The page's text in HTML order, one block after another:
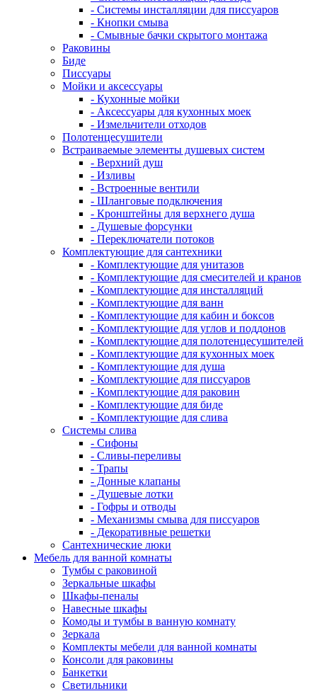
- Системы инсталляции для писсуаров
- Кнопки смыва
- Смывные бачки скрытого монтажа
Раковины
Биде
Писсуары
Мойки и аксессуары
- Кухонные мойки
- Аксессуары для кухонных моек
- Измельчители отходов
Полотенцесушители
Встраиваемые элементы душевых систем
- Верхний душ
- Изливы
- Встроенные вентили
- Шланговые подключения
- Кронштейны для верхнего душа
- Душевые форсунки
- Переключатели потоков
Комплектующие для сантехники
- Комплектующие для унитазов
- Комплектующие для смесителей и кранов
- Комплектующие для инсталляций
- Комплектующие для ванн
- Комплектующие для кабин и боксов
- Комплектующие для углов и поддонов
- Комплектующие для полотенцесушителей
- Комплектующие для кухонных моек
- Комплектующие для душа
- Комплектующие для писсуаров
- Комплектующие для раковин
- Комплектующие для биде
- Комплектующие для слива
Системы слива
- Сифоны
- Сливы-переливы
- Трапы
- Донные клапаны
- Душевые лотки
- Гофры и отводы
- Механизмы смыва для писсуаров
- Декоративные решетки
Сантехнические люки
Мебель для ванной комнаты
Тумбы с раковиной
Зеркальные шкафы
Шкафы-пеналы
Навесные шкафы
Комоды и тумбы в ванную комнату
Зеркала
Комплекты мебели для ванной комнаты
Консоли для раковины
Банкетки
Светильники